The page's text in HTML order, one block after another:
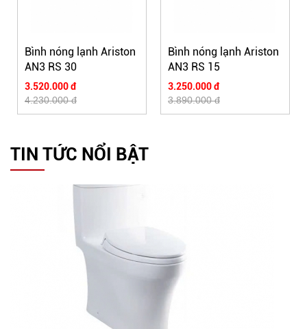
Bình nóng lạnh Ariston
AN3 RS 30
3.520.000 đ
4.230.000 đ
Bình nóng lạnh Ariston
AN3 RS 15
3.250.000 đ
3.890.000 đ
TIN TỨC NỔI BẬT